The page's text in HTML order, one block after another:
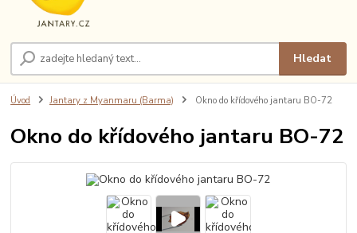
Hledat
Úvod Jantary z Myanmaru (Barma) Okno do křídového jantaru BO-72
Okno do křídového jantaru BO-72